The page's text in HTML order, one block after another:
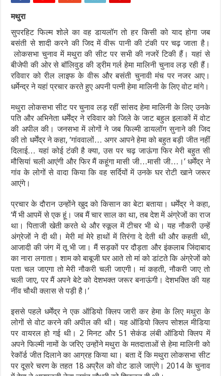
मथुरा
सुपरहिट फिल्म शोले का वह डायलॉग तो हर किसी को याद होगा जब
बसंती से शादी करने की जिद में वीरू पानी की टंकी पर चढ़ जाता है।
लोकसभा चुनाव में मथुरा की सीट पर सभी की नजरें टिकी हैं। यहां से
बीजेपी की ओर से बॉलिवुड की ड्रीम गर्ल हेमा मालिनी चुनाव लड़ रही हैं।
रविवार को रील लाइफ के वीरू और बसंती चुनावी मंच पर नजर आए।
धर्मेन्द्र ने यहां प्रचार करते हुए अपनी पत्नी हेमा मालिनी के लिए वोट मांगे।
मथुरा लोकसभा सीट पर चुनाव लड़ रहीं सांसद हेमा मालिनी के लिए उनके
पति और अभिनेता धर्मेंद्र ने रविवार को जिले के जाट बहुल इलाकों में वोट
की अपील की। जनसभा में लोगों ने जब फिल्मी डायलॉग सुनाने की जिद
की तो धर्मेंद्र ने कहा, ‘गांववालों… अगर आपने हेमा को बहुत बड़ी जीत नहीं
दिलाई… यहां कोई टंकी है क्या, उस पर चढ़ जाऊंगा फिर मेरी बहुत सी
मौसियां चली आएंगी और फिर मैं कहूंगा मासी जी…मासी जी…।’ धर्मेंद्र ने
गांव के लोगों से वादा किया कि वह सर्दियों में उनके घर रोटी खाने जरूर
आएंगे।
प्रचार के दौरान उन्‍होंने खुद को किसान का बेटा बताया। धर्मेंद्र ने कहा,
‘मैं भी आपमें से एक हूं। जब मैं चार साल का था, तब देश में अंग्रेजों का राज
था। पिताजी खेती करते थे और स्कूल में टीचर भी थे। यह नौकरी उन्हें
अंग्रेजों ने दी थी। मेरी मां मेरे हाथों में तिरंगा दे देती थी और कहती थी,
आजादी की जंग में तू भी जा। मैं सड़कों पर दौड़ता और इंकलाब जिंदाबाद
का नारा लगाता। शाम को बाबूजी घर आते तो मां को डांटते कि अंग्रेजों को
पता चल जाएगा तो मेरी नौकरी चली जाएगी। मां कहती, नौकरी जाए तो
चली जाए, पर मैं अपने बेटे को देशभक्त जरूर बनाऊंगी। देशभक्ति की यह
नींव चौथी क्‍लास से पड़ी है।’
इससे पहले धर्मेंद्र ने एक ऑडियो क्लिप जारी कर हेमा के लिए मथुरा के
लोगों से वोट करने की अपील की थी। यह ऑडियो क्लिप सोशल मीडिया
पर वायरल हो गई थी। 2 मिनट और 51 सेकंड लंबी ऑडियो क्लिप में
अपने फिल्मी नामों के जरिए उन्होंने मथुरा के मतदाताओं से हेमा मालिनी को
रेकॉर्ड जीत दिलाने का आग्रह किया था। बता दें कि मथुरा लोकसभा सीट
पर दूसरे चरण के तहत 18 अप्रैल को वोट डाले जाएंगे। 2014 के चुनाव